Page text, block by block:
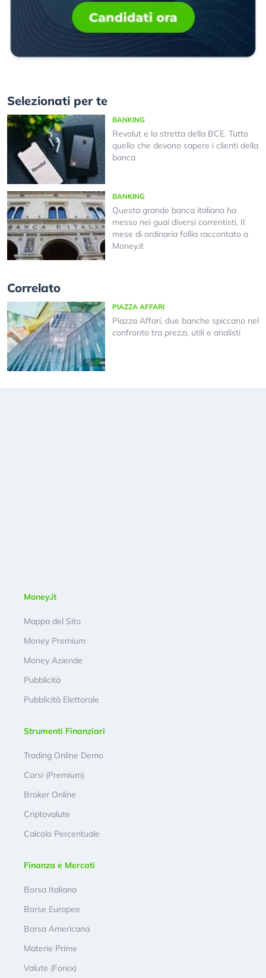
Selezionati per te
BANKING
Revolut e la stretta della BCE. Tutto
quello che devono sapere i clienti della
banca
BANKING
Questa grande banca italiana ha
messo nei guai diversi correntisti. Il
mese di ordinaria follia raccontato a
Money.it
Correlato
PIAZZA AFFARI
Piazza Affari, due banche spiccano nel
confronto tra prezzi, utili e analisti
Money.it
Mappa del Sito
Money Premium
Money Aziende
Pubblicità
Pubblicità Elettorale
Strumenti Finanziari
Trading Online Demo
Corsi (Premium)
Broker Online
Criptovalute
Calcolo Percentuale
Finanza e Mercati
Borsa Italiana
Borse Europee
Borsa Americana
Materie Prime
Valute (Forex)